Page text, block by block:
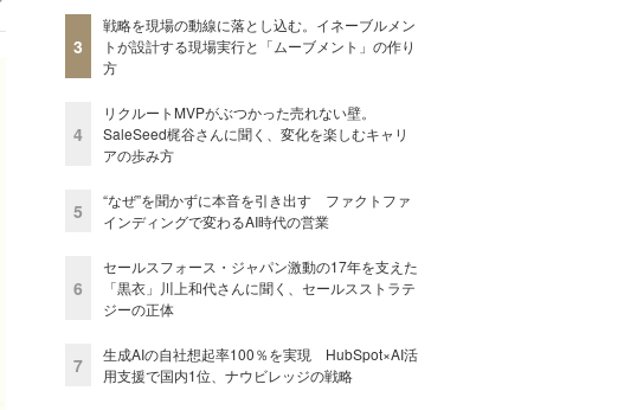
3
戦略を現場の動線に落とし込む。イネーブルメン
トが設計する現場実行と「ムーブメント」の作り
方
4
リクルートMVPがぶつかった売れない壁。
SaleSeed梶谷さんに聞く、変化を楽しむキャリ
アの歩み方
5
“なぜ”を聞かずに本音を引き出す ファクトファ
インディングで変わるAI時代の営業
6
セールスフォース・ジャパン激動の17年を支えた
「黒衣」川上和代さんに聞く、セールスストラテ
ジーの正体
7
生成AIの自社想起率100％を実現 HubSpot×AI活
用支援で国内1位、ナウビレッジの戦略